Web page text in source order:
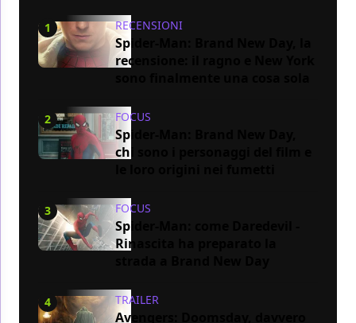
1 RECENSIONI
Spider-Man: Brand New Day, la
recensione: il ragno e New York
2 FOCUS
Spider-Man: Brand New Day,
chi sono i personaggi del film e
3 FOCUS
Spider-Man: come Daredevil -
Rinascita ha preparato la
4 TRAILER
Avengers: Doomsday, davvero